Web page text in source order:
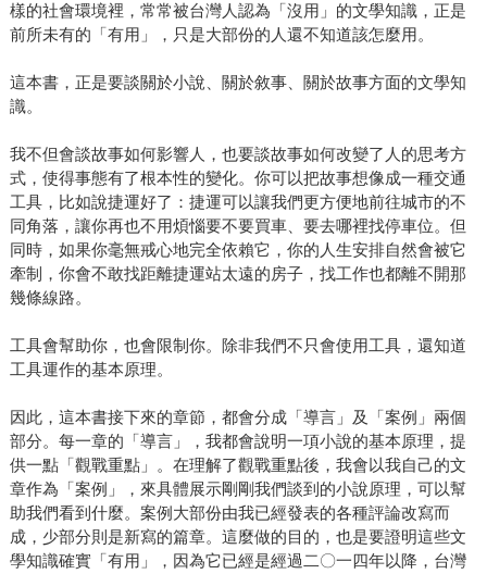
樣的社會環境裡，常常被台灣人認為「沒用」的文學知識，正是
前所未有的「有用」，只是大部份的人還不知道該怎麼用。
這本書，正是要談關於小說、關於敘事、關於故事方面的文學知
識。
我不但會談故事如何影響人，也要談故事如何改變了人的思考方
式，使得事態有了根本性的變化。你可以把故事想像成一種交通
工具，比如說捷運好了：捷運可以讓我們更方便地前往城市的不
同角落，讓你再也不用煩惱要不要買車、要去哪裡找停車位。但
同時，如果你毫無戒心地完全依賴它，你的人生安排自然會被它
牽制，你會不敢找距離捷運站太遠的房子，找工作也都離不開那
幾條線路。
工具會幫助你，也會限制你。除非我們不只會使用工具，還知道
工具運作的基本原理。
因此，這本書接下來的章節，都會分成「導言」及「案例」兩個
部分。每一章的「導言」，我都會說明一項小說的基本原理，提
供一點「觀戰重點」。在理解了觀戰重點後，我會以我自己的文
章作為「案例」，來具體展示剛剛我們談到的小說原理，可以幫
助我們看到什麼。案例大部份由我已經發表的各種評論改寫而
成，少部分則是新寫的篇章。這麼做的目的，也是要證明這些文
學知識確實「有用」，因為它已經是經過二〇一四年以降，台灣